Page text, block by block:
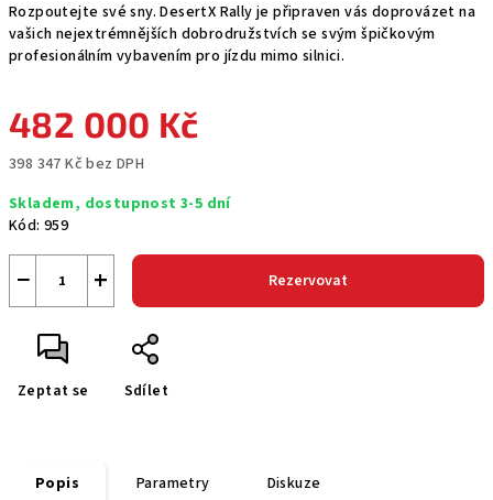
Rozpoutejte své sny. DesertX Rally je připraven vás doprovázet na
vašich nejextrémnějších dobrodružstvích se svým špičkovým
profesionálním vybavením pro jízdu mimo silnici.
482 000 Kč
398 347 Kč bez DPH
cena:
Skladem, dostupnost 3-5 dní
Kód: 959
+
− Rezervovat
Zeptat se Sdílet
Popis Parametry Diskuze